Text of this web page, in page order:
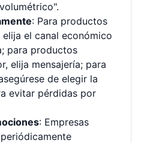
: Para productos
el canal económico
para productos
elija mensajería; para
de elegir la
evitar pérdidas por
: Empresas